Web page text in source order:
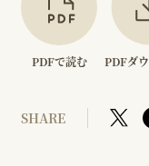
PDFで読む PDFダ
SHARE